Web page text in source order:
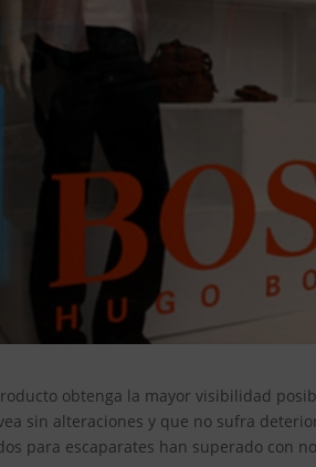
obtenga la mayor visibilidad
sin alteraciones y que no sufra
para escaparates han superado con